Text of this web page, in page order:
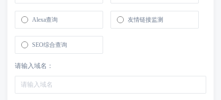
Alexa查询 友情链接监测
SEO综合查询
请输入域名：